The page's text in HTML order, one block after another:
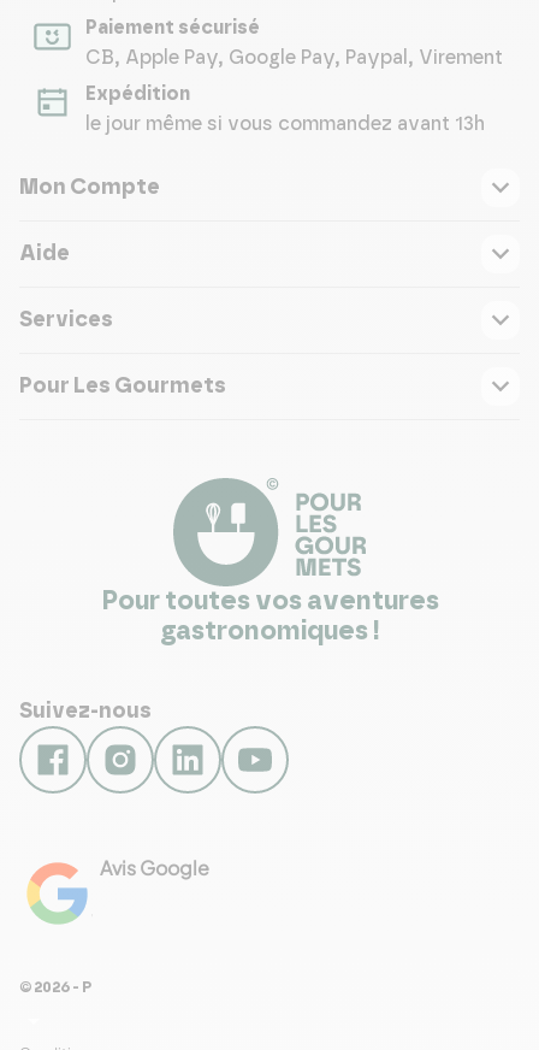
Paiement sécurisé
CB, Apple Pay, Google Pay, Paypal, Virement
Expédition
le jour même si vous commandez avant 13h
Mon Compte
Aide
Services
Pour Les Gourmets
Pour toutes vos aventures
gastronomiques !
Suivez-nous
Avis Google
© 2026 - Pour Les Gourmets